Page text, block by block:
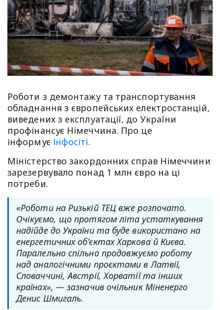
Роботи з демонтажу та транспортування
обладнання з європейських електростанцій,
виведених з експлуатації, до України
профінансує Німеччина. Про це
інформує Інфосіті.
Міністерство закордонних справ Німеччини
зарезервувало понад 1 млн євро на ці
потреби.
«Роботи на Ризькій ТЕЦ вже розпочато.
Очікуємо, що протягом літа устаткування
надійде до України та буде використано на
енергетичних об’єктах Харкова й Києва.
Паралельно спільно продовжуємо роботу
над аналогічними проєктами в Латвії,
Словаччині, Австрії, Хорватії та інших
країнах», — зазначив очільник Міненерго
Денис Шмигаль.